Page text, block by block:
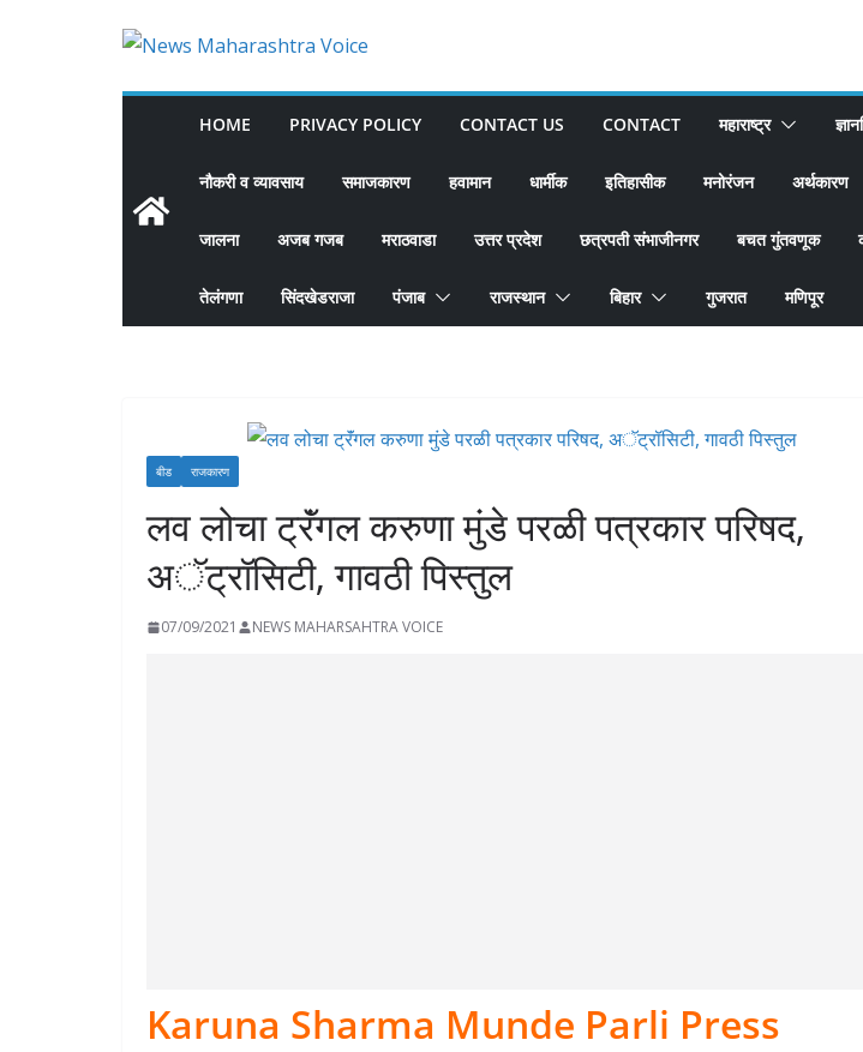
HOME PRIVACY POLICY CONTACT US CONTACT महाराष्ट्र
नौकरी व व्यावसाय समाजकारण हवामान धार्मीक इतिहासीक मनोरंजन अर्थकारण
जालना अजब गजब मराठवाडा उत्तर प्रदेश छत्रपती संभाजीनगर बचत गुंतवणूक
तेलंगणा सिंदखेडराजा पंजाब राजस्थान बिहार गुजरात मणिपूर
बीड राजकारण
लव लोचा ट्रॅंगल करुणा मुंडे परळी पत्रकार परिषद,
अॅट्रॉसिटी, गावठी पिस्तुल
07/09/2021 NEWS MAHARSAHTRA VOICE
Karuna Sharma Munde Parli Press